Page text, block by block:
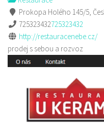
Prokopa Holého 145/5,
725323432725323432
http://restauracenebe.cz/
prodej s sebou a rozvoz